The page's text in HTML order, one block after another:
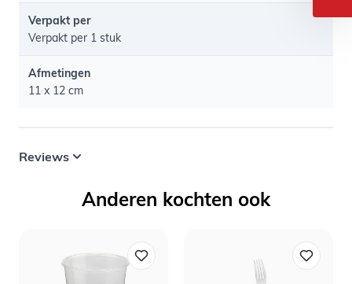
Verpakt per
Verpakt per 1 stuk
Afmetingen
11 x 12 cm
Reviews
Anderen kochten ook